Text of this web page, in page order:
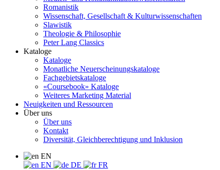
Romanistik
Wissenschaft, Gesellschaft & Kulturwissenschaften
Slawistik
Theologie & Philosophie
Peter Lang Classics
Kataloge
Kataloge
Monatliche Neuerscheinungskataloge
Fachgebietskataloge
«Coursebook» Kataloge
Weiteres Marketing Material
Neuigkeiten und Ressourcen
Über uns
Über uns
Kontakt
Diversität, Gleichberechtigung und Inklusion
EN
EN
DE
FR